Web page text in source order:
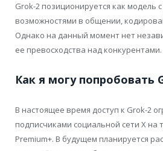
Grok-2 позиционируется как модель
возможностями в общении,
Однако на данный момент нет
ее превосходства над конкурентами.
Как я могу попробовать
В настоящее время доступ к Grok-2
подписчиками социальной сети X на
Premium+. В будущем планируется